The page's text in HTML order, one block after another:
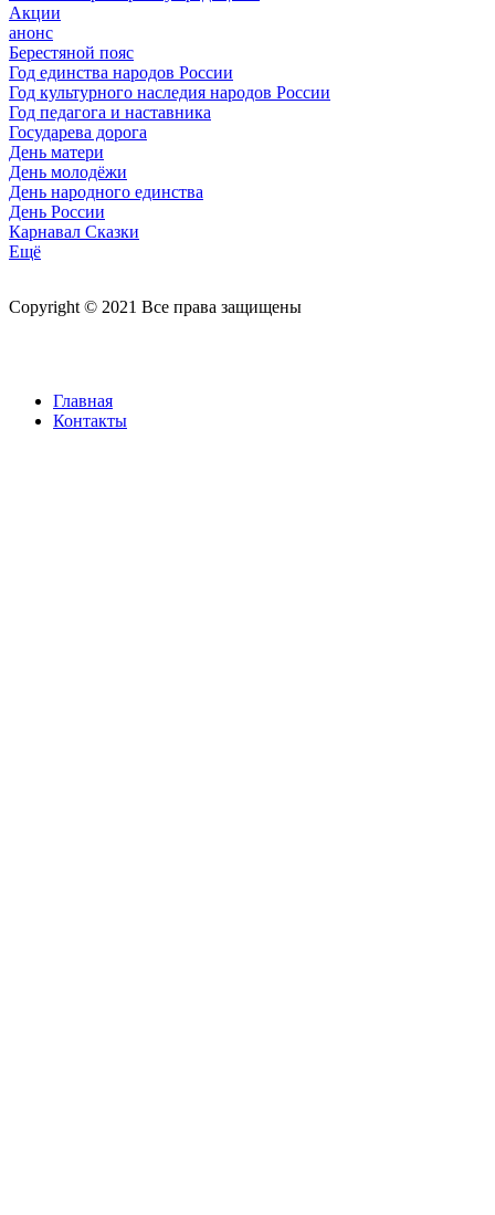
Акции
анонс
Берестяной пояс
Год единства народов России
Год культурного наследия народов России
Год педагога и наставника
Государева дорога
День матери
День молодёжи
День народного единства
День России
Карнавал Сказки
Ещё
Copyright © 2021 Все права защищены
Главная
Контакты